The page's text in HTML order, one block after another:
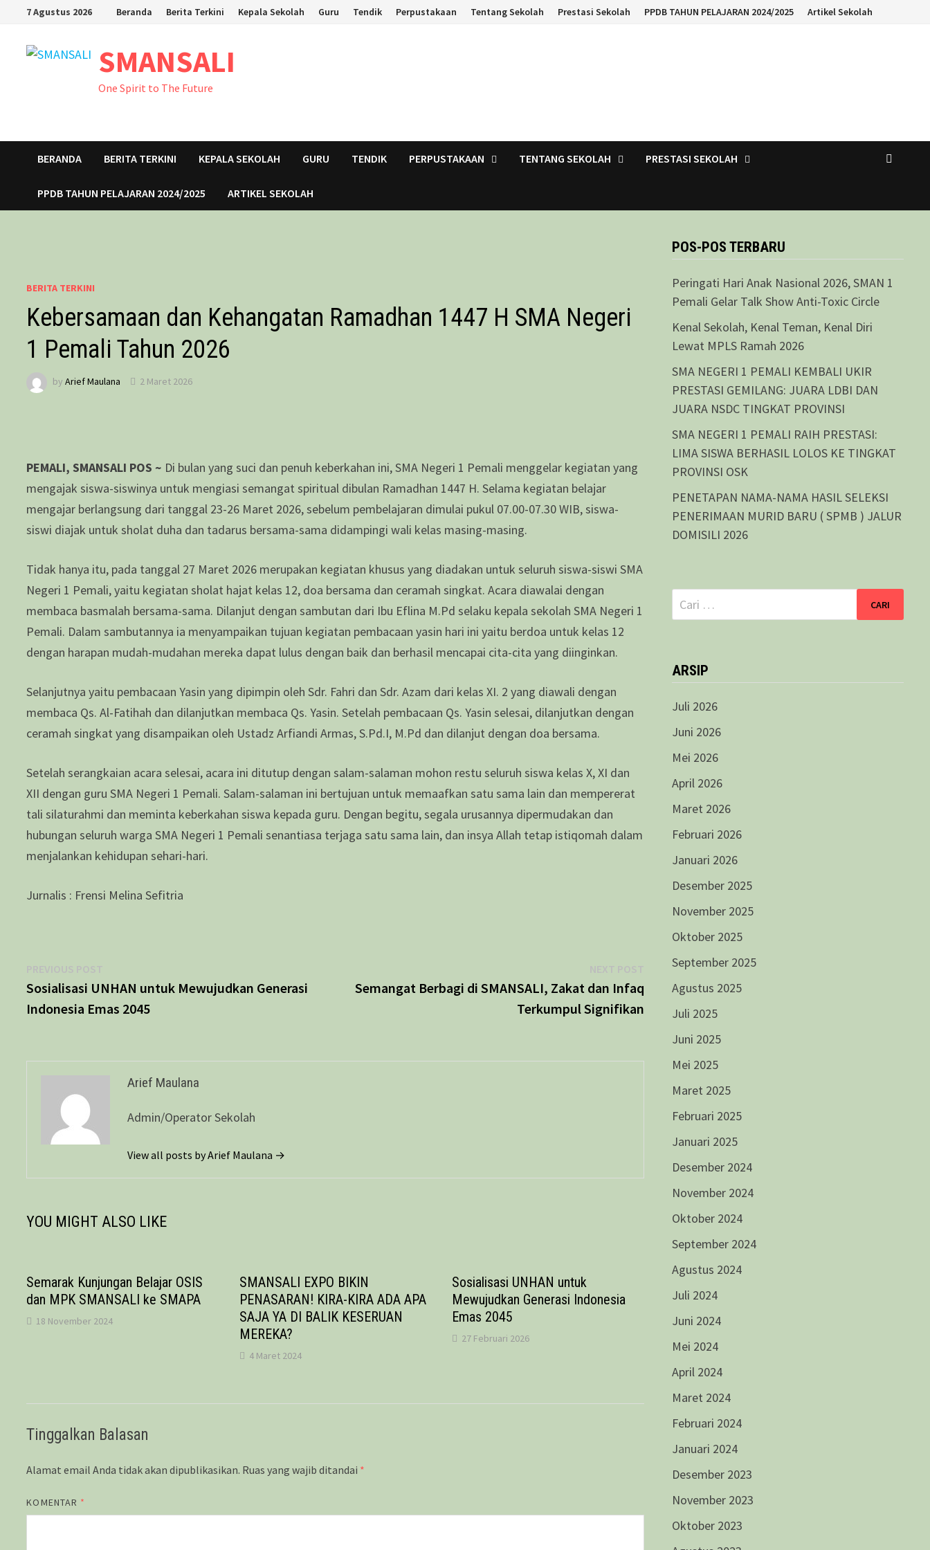
content
7 Agustus 2026 Beranda Berita Terkini Kepala Sekolah Guru Tendik Perpustakaan Tentang Sekolah Prestasi Sekolah PPDB TAHUN PELAJARAN 2024/2025 Artikel Sekolah
SMANSALI
One Spirit to The Future
BERANDA BERITA TERKINI KEPALA SEKOLAH GURU TENDIK PERPUSTAKAAN TENTANG SEKOLAH PRESTASI SEKOLAH
PPDB TAHUN PELAJARAN 2024/2025 ARTIKEL SEKOLAH
BERITA TERKINI
Kebersamaan dan Kehangatan Ramadhan 1447 H SMA Negeri
1 Pemali Tahun 2026
byArief Maulana 2 Maret 2026
PEMALI, SMANSALI POS ~ Di bulan yang suci dan penuh keberkahan ini, SMA Negeri 1 Pemali menggelar kegiatan yang
mengajak siswa-siswinya untuk mengiasi semangat spiritual dibulan Ramadhan 1447 H. Selama kegiatan belajar
mengajar berlangsung dari tanggal 23-26 Maret 2026, sebelum pembelajaran dimulai pukul 07.00-07.30 WIB, siswa-
siswi diajak untuk sholat duha dan tadarus bersama-sama didampingi wali kelas masing-masing.
Tidak hanya itu, pada tanggal 27 Maret 2026 merupakan kegiatan khusus yang diadakan untuk seluruh siswa-siswi SMA
Negeri 1 Pemali, yaitu kegiatan sholat hajat kelas 12, doa bersama dan ceramah singkat. Acara diawalai dengan
membaca basmalah bersama-sama. Dilanjut dengan sambutan dari Ibu Eflina M.Pd selaku kepala sekolah SMA Negeri 1
Pemali. Dalam sambutannya ia menyampaikan tujuan kegiatan pembacaan yasin hari ini yaitu berdoa untuk kelas 12
dengan harapan mudah-mudahan mereka dapat lulus dengan baik dan berhasil mencapai cita-cita yang diinginkan.
Selanjutnya yaitu pembacaan Yasin yang dipimpin oleh Sdr. Fahri dan Sdr. Azam dari kelas XI. 2 yang diawali dengan
membaca Qs. Al-Fatihah dan dilanjutkan membaca Qs. Yasin. Setelah pembacaan Qs. Yasin selesai, dilanjutkan dengan
ceramah singkat yang disampaikan oleh Ustadz Arfiandi Armas, S.Pd.I, M.Pd dan dilanjut dengan doa bersama.
Setelah serangkaian acara selesai, acara ini ditutup dengan salam-salaman mohon restu seluruh siswa kelas X, XI dan
XII dengan guru SMA Negeri 1 Pemali. Salam-salaman ini bertujuan untuk memaafkan satu sama lain dan mempererat
tali silaturahmi dan meminta keberkahan siswa kepada guru. Dengan begitu, segala urusannya dipermudakan dan
hubungan seluruh warga SMA Negeri 1 Pemali senantiasa terjaga satu sama lain, dan insya Allah tetap istiqomah dalam
menjalankan kehidupan sehari-hari.
Jurnalis : Frensi Melina Sefitria
Navigasi
pos
PREVIOUS POST
post:
Sosialisasi UNHAN untuk Mewujudkan Generasi
Indonesia Emas 2045
NEXT POSTNext
post:
Semangat Berbagi di SMANSALI, Zakat dan Infaq
Terkumpul Signifikan
Arief Maulana
Admin/Operator Sekolah
View all posts by Arief Maulana →
YOU MIGHT ALSO LIKE
Semarak Kunjungan Belajar OSIS
dan MPK SMANSALI ke SMAPA
18 November 2024
SMANSALI EXPO BIKIN
PENASARAN! KIRA-KIRA ADA APA
SAJA YA DI BALIK KESERUAN
MEREKA?
4 Maret 2024
Sosialisasi UNHAN untuk
Mewujudkan Generasi Indonesia
Emas 2045
27 Februari 2026
Tinggalkan Balasan
Alamat email Anda tidak akan dipublikasikan. Ruas yang wajib ditandai *
KOMENTAR *
POS-POS TERBARU
Peringati Hari Anak Nasional 2026, SMAN 1
Pemali Gelar Talk Show Anti-Toxic Circle
Kenal Sekolah, Kenal Teman, Kenal Diri
Lewat MPLS Ramah 2026
SMA NEGERI 1 PEMALI KEMBALI UKIR
PRESTASI GEMILANG: JUARA LDBI DAN
JUARA NSDC TINGKAT PROVINSI
SMA NEGERI 1 PEMALI RAIH PRESTASI:
LIMA SISWA BERHASIL LOLOS KE TINGKAT
PROVINSI OSK
PENETAPAN NAMA-NAMA HASIL SELEKSI
PENERIMAAN MURID BARU ( SPMB ) JALUR
DOMISILI 2026
Cari
untuk:
ARSIP
Juli 2026
Juni 2026
Mei 2026
April 2026
Maret 2026
Februari 2026
Januari 2026
Desember 2025
November 2025
Oktober 2025
September 2025
Agustus 2025
Juli 2025
Juni 2025
Mei 2025
Maret 2025
Februari 2025
Januari 2025
Desember 2024
November 2024
Oktober 2024
September 2024
Agustus 2024
Juli 2024
Juni 2024
Mei 2024
April 2024
Maret 2024
Februari 2024
Januari 2024
Desember 2023
November 2023
Oktober 2023